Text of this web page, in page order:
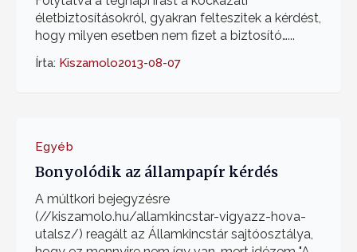
életbiztosításokról, gyakran felteszitek a kérdést,
hogy milyen esetben nem fizet a biztosító…...
Írta: Kiszamolo2013-08-07
Egyéb
Bonyolódik az állampapír kérdés
A múltkori bejegyzésre
(//kiszamolo.hu/allamkincstar-vigyazz-hova-
utalsz/) reagált az Államkincstár sajtóosztálya,